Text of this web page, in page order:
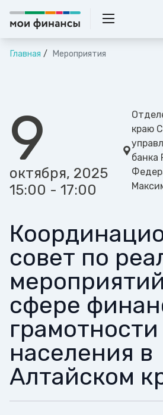
Главная Мероприятия
9
октября, 2025
15:00 - 17:00
краю
банка
совет по
сфере
грамотности
населения в
Алтайском